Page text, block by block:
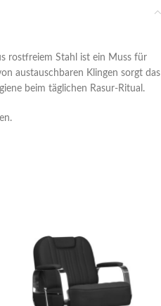
rostfreiem Stahl ist ein Muss für
austauschbaren Klingen sorgt das
beim täglichen Rasur-Ritual.